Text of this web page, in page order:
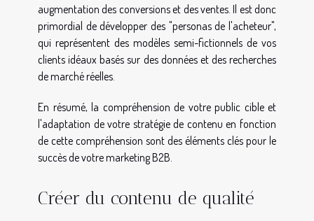
augmentation des conversions et des ventes. Il est donc
primordial de développer des "personas de l'acheteur",
qui représentent des modèles semi-fictionnels de vos
clients idéaux basés sur des données et des recherches
de marché réelles.
En résumé, la compréhension de votre public cible et
l'adaptation de votre stratégie de contenu en fonction
de cette compréhension sont des éléments clés pour le
succès de votre marketing B2B.
Créer du contenu de qualité